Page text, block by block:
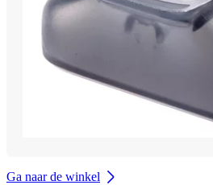
Ga naar de winkel